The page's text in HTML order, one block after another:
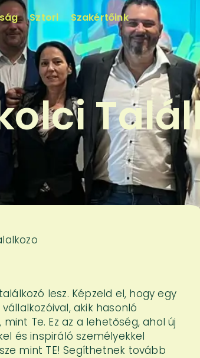
Sztori Szakértőink
lesz. Képzeld el, hogy egy
akik hasonló
Te. Ez az a lehetőség, ahol új
és inspiráló személyekkel
mint TE! Segíthetnek tovább